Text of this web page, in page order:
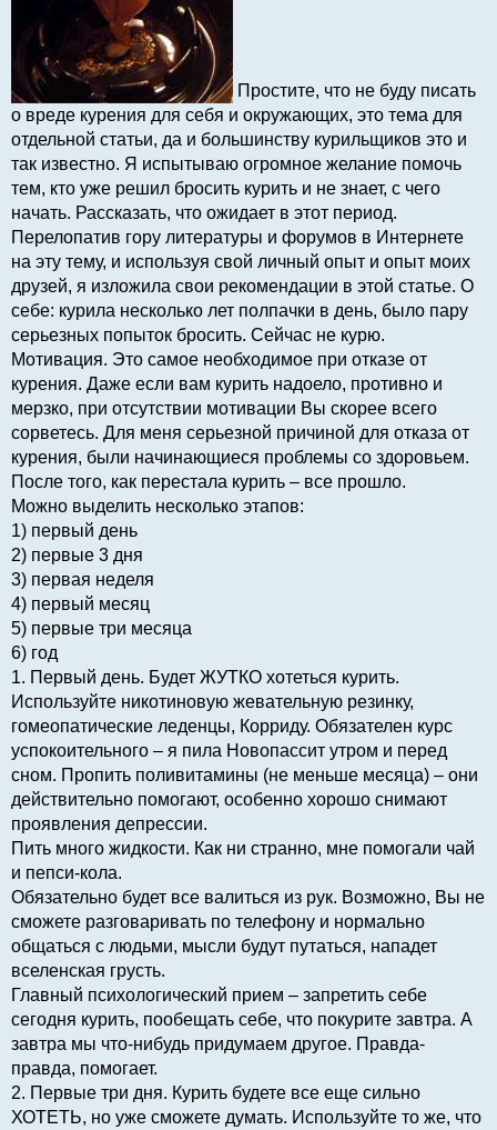
Простите, что не буду писать
о вреде курения для себя и окружающих, это тема для
отдельной статьи, да и большинству курильщиков это и
так известно. Я испытываю огромное желание помочь
тем, кто уже решил бросить курить и не знает, с чего
начать. Рассказать, что ожидает в этот период.
Перелопатив гору литературы и форумов в Интернете
на эту тему, и используя свой личный опыт и опыт моих
друзей, я изложила свои рекомендации в этой статье. О
себе: курила несколько лет полпачки в день, было пару
серьезных попыток бросить. Сейчас не курю.
Мотивация. Это самое необходимое при отказе от
курения. Даже если вам курить надоело, противно и
мерзко, при отсутствии мотивации Вы скорее всего
сорветесь. Для меня серьезной причиной для отказа от
курения, были начинающиеся проблемы со здоровьем.
После того, как перестала курить – все прошло.
Можно выделить несколько этапов:
1) первый день
2) первые 3 дня
3) первая неделя
4) первый месяц
5) первые три месяца
6) год
1. Первый день. Будет ЖУТКО хотеться курить.
Используйте никотиновую жевательную резинку,
гомеопатические леденцы, Корриду. Обязателен курс
успокоительного – я пила Новопассит утром и перед
сном. Пропить поливитамины (не меньше месяца) – они
действительно помогают, особенно хорошо снимают
проявления депрессии.
Пить много жидкости. Как ни странно, мне помогали чай
и пепси-кола.
Обязательно будет все валиться из рук. Возможно, Вы не
сможете разговаривать по телефону и нормально
общаться с людьми, мысли будут путаться, нападет
вселенская грусть.
Главный психологический прием – запретить себе
сегодня курить, пообещать себе, что покурите завтра. А
завтра мы что-нибудь придумаем другое. Правда-
правда, помогает.
2. Первые три дня. Курить будете все еще сильно
ХОТЕТЬ, но уже сможете думать. Используйте то же, что